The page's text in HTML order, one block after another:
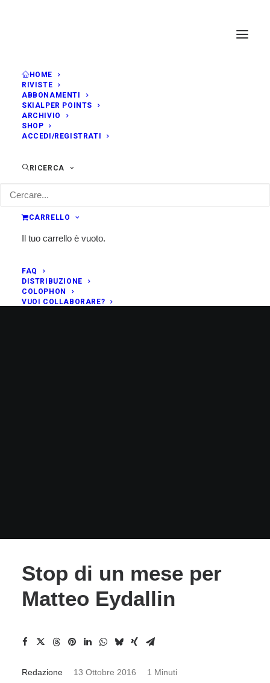
HOME
RIVISTE
ABBONAMENTI
SKIALPER POINTS
ARCHIVIO
SHOP
ACCEDI/REGISTRATI
RICERCA
CARRELLO
Il tuo carrello è vuoto.
FAQ
DISTRIBUZIONE
COLOPHON
VUOI COLLABORARE?
Stop di un mese per
Matteo Eydallin
Redazione 13 Ottobre 2016 1 Minuti